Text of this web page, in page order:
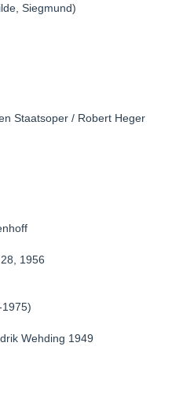
Siegmund)
Staatsoper / Robert Heger
1956
1975)
Wehding 1949